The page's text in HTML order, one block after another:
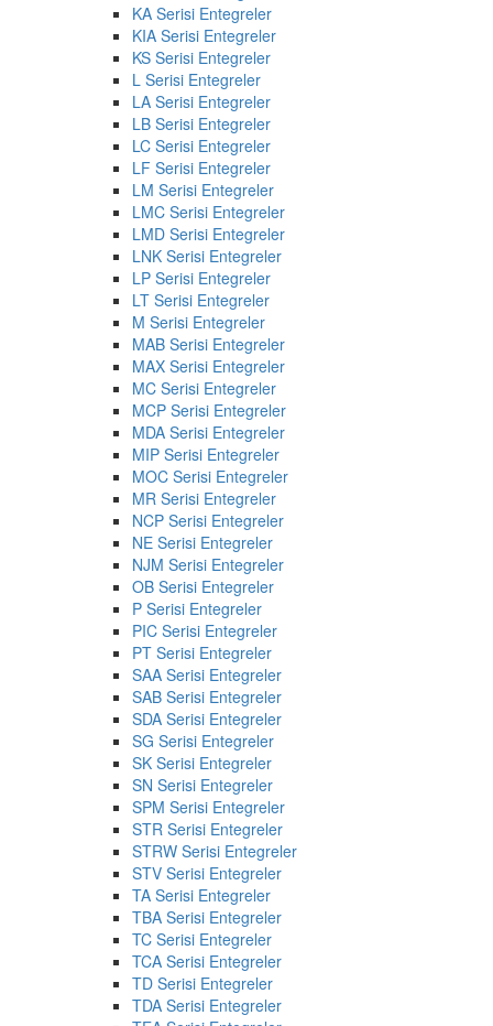
KA Serisi Entegreler
KIA Serisi Entegreler
KS Serisi Entegreler
L Serisi Entegreler
LA Serisi Entegreler
LB Serisi Entegreler
LC Serisi Entegreler
LF Serisi Entegreler
LM Serisi Entegreler
LMC Serisi Entegreler
LMD Serisi Entegreler
LNK Serisi Entegreler
LP Serisi Entegreler
LT Serisi Entegreler
M Serisi Entegreler
MAB Serisi Entegreler
MAX Serisi Entegreler
MC Serisi Entegreler
MCP Serisi Entegreler
MDA Serisi Entegreler
MIP Serisi Entegreler
MOC Serisi Entegreler
MR Serisi Entegreler
NCP Serisi Entegreler
NE Serisi Entegreler
NJM Serisi Entegreler
OB Serisi Entegreler
P Serisi Entegreler
PIC Serisi Entegreler
PT Serisi Entegreler
SAA Serisi Entegreler
SAB Serisi Entegreler
SDA Serisi Entegreler
SG Serisi Entegreler
SK Serisi Entegreler
SN Serisi Entegreler
SPM Serisi Entegreler
STR Serisi Entegreler
STRW Serisi Entegreler
STV Serisi Entegreler
TA Serisi Entegreler
TBA Serisi Entegreler
TC Serisi Entegreler
TCA Serisi Entegreler
TD Serisi Entegreler
TDA Serisi Entegreler